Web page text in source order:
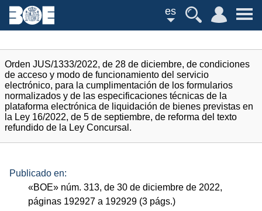
es
Orden JUS/1333/2022, de 28 de diciembre, de condiciones
de acceso y modo de funcionamiento del servicio
electrónico, para la cumplimentación de los formularios
normalizados y de las especificaciones técnicas de la
plataforma electrónica de liquidación de bienes previstas en
la Ley 16/2022, de 5 de septiembre, de reforma del texto
refundido de la Ley Concursal.
Publicado en:
«BOE» núm. 313, de 30 de diciembre de 2022,
páginas 192927 a 192929 (3 págs.)